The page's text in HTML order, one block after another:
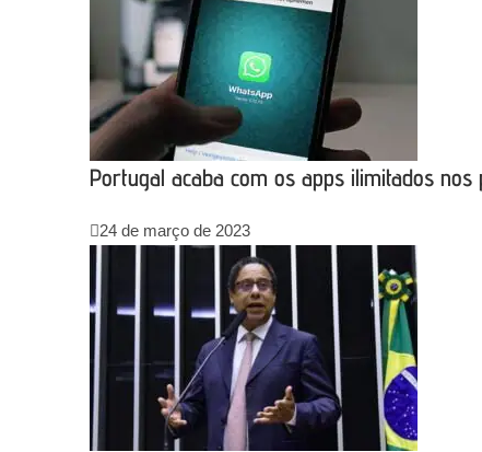
Portugal acaba com os apps ilimitados nos
24 de março de 2023